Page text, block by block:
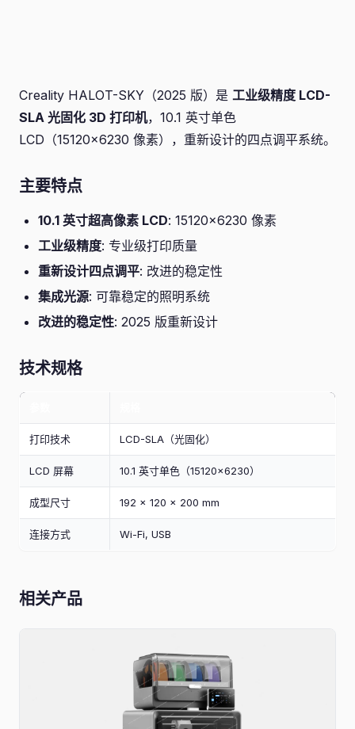
Creality HALOT-SKY（2025 版）是 工业级精度 LCD-
SLA 光固化 3D 打印机，10.1 英寸单色
LCD（15120×6230 像素），重新设计的四点调平系统。
主要特点
10.1 英寸超高像素 LCD: 15120×6230 像素
工业级精度: 专业级打印质量
重新设计四点调平: 改进的稳定性
集成光源: 可靠稳定的照明系统
改进的稳定性: 2025 版重新设计
技术规格
打印技术 LCD-SLA（光固化）
LCD 屏幕 10.1 英寸单色（15120×6230）
成型尺寸 192 × 120 × 200 mm
连接方式 Wi-Fi, USB
相关产品